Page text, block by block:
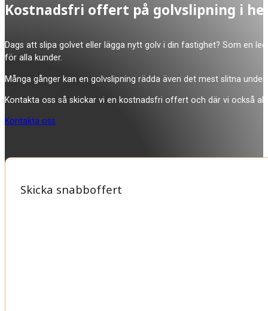
Kostnadsfri offert på golvslipning i
Dags att slipa golvet eller lägga nytt golv i din fastighet? Som en
för alla kunder.
Många gånger kan en golvslipning rädda även det mest slitna
Kontakta oss så skickar vi en kostnadsfri offert och där vi också
Kontakta oss
Skicka snabboffert